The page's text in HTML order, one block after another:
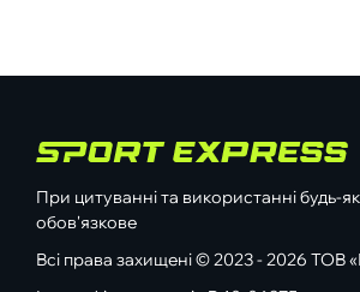
При цитуванні та використанні будь-
обов'язкове
Всі права захищені © 2023 - 2026 ТОВ